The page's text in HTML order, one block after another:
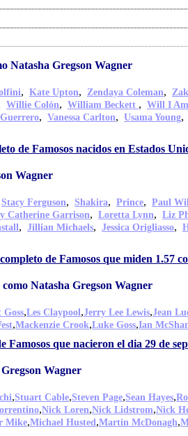
Natasha Gregson Wagner
, Kate Upton, Zendaya Coleman,
Willie Colón, William Beckett , Will I Am
, Vanessa Carlton, Usama Young,
de Famosos nacidos en Estados
Wagner
Stacy Ferguson, Shakira, Prince, Paul
Catherine Garrison, Loretta Lynn, Liz
, Jillian Michaels, Jessica Origliasso,
de Famosos que miden 1.57
Natasha Gregson Wagner
,Les Claypool,Jerry Lee Lewis,Jean
,Mackenzie Crook,Luke Goss,Ian
Famosos que nacieron el dia 29 de
Wagner
,Stuart Cable,Steven Page,Sean Hayes,
,Nick Loren,Nick Lidstrom,Nick
Mike,Michael Husted,Martin McDonagh,